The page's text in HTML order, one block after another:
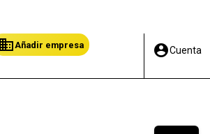
business Añadir empresa account_circleCuenta